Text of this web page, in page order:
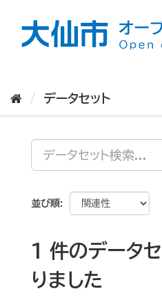
データセット
並び順
1 件のデータ
りました